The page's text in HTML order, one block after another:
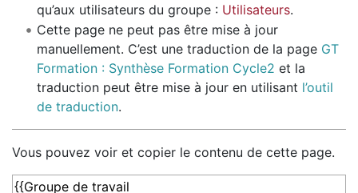
qu’aux utilisateurs du groupe : Utilisateurs.
Cette page ne peut pas être mise à jour
manuellement. C’est une traduction de la page GT
Formation : Synthèse Formation Cycle2 et la
traduction peut être mise à jour en utilisant l’outil
de traduction.
Vous pouvez voir et copier le contenu de cette page.